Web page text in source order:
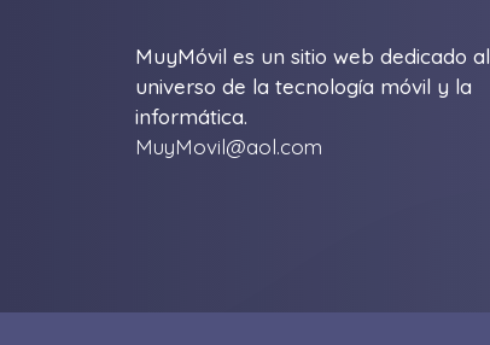
MuyMóvil es un sitio web dedicado al
universo de la tecnología móvil y la
informática.
MuyMovil@aol.com